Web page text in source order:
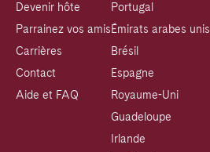
Devenir hôte
Parrainez vos amis
Carrières
Contact
Aide et FAQ
Portugal
Émirats arabes unis
Brésil
Espagne
Royaume-Uni
Guadeloupe
Irlande